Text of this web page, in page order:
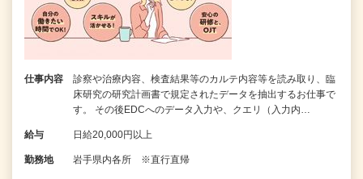
仕事内容
診察や治療内容、検査結果等のカルテ内容等を読み取り、臨
床研究の研究計画書で規定されたデータを抽出するお仕事で
す。 その後EDCへのデータ入力や、クエリ（入力内…
給与 日給20,000円以上
勤務地 岩手県内各所 ※直行直帰